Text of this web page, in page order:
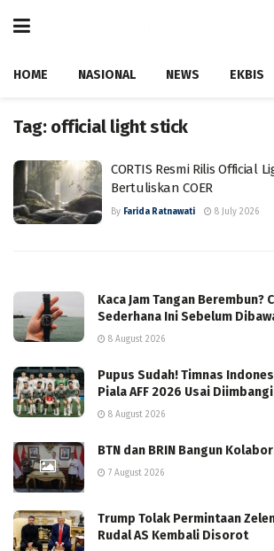
HOME NASIONAL NEWS EKBIS
Tag: official light stick
CORTIS Resmi Rilis Official
Bertuliskan COER
By Farida Ratnawati 8 July 2026
Kaca Jam Tangan Berembun?
Sederhana Ini Sebelum
8 August 2026
Pupus Sudah! Timnas
Piala AFF 2026 Usai
8 August 2026
BTN dan BRIN Bangun
7 August 2026
Trump Tolak Permintaan
Rudal AS Kembali Disorot